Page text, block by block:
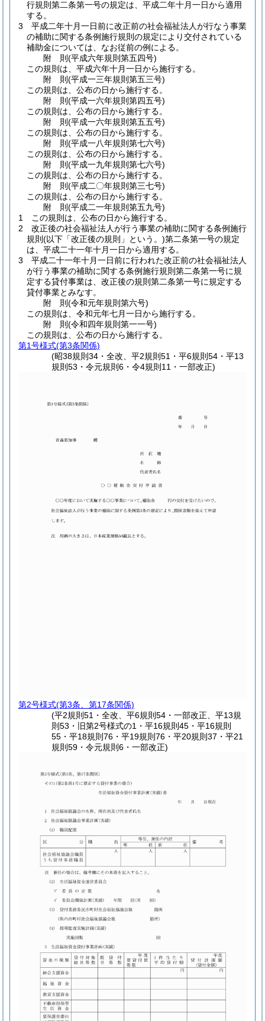
行規則第二条第一号の規定は、平成二年十月一日から適用
する。
3
平成二年十月一日前に改正前の社会福祉法人が行なう事業
の補助に関する条例施行規則の規定により交付されている
補助金については、なお従前の例による。
附 則(平成六年規則第五四号)
この規則は、平成六年十月一日から施行する。
附 則(平成一三年規則第五三号)
この規則は、公布の日から施行する。
附 則(平成一六年規則第四五号)
この規則は、公布の日から施行する。
附 則(平成一六年規則第五五号)
この規則は、公布の日から施行する。
附 則(平成一八年規則第七六号)
この規則は、公布の日から施行する。
附 則(平成一九年規則第七六号)
この規則は、公布の日から施行する。
附 則(平成二〇年規則第三七号)
この規則は、公布の日から施行する。
附 則(平成二一年規則第五九号)
1
この規則は、公布の日から施行する。
2
改正後の社会福祉法人が行う事業の補助に関する条例施行
規則 (以下「改正後の規則」という。)第二条第一号の規定
は、平成二十一年十月一日から適用する。
3
平成二十一年十月一日前に行われた改正前の社会福祉法人
が行う事業の補助に関する条例施行規則第二条第一号に規
定する貸付事業は、改正後の規則第二条第一号に規定する
貸付事業とみなす。
附 則(令和元年規則第六号)
この規則は、令和元年七月一日から施行する。
附 則(令和四年規則第一一号)
この規則は、公布の日から施行する。
第1号様式(第3条関係)
(昭38規則34・全改、平2規則51・平6規則54・平13
規則53・令元規則6・令4規則11・一部改正)
第2号様式(第3条、第17条関係)
(平2規則51・全改、平6規則54・一部改正、平13規
則53・旧第2号様式の1・平16規則45・平16規則
55・平18規則76・平19規則76・平20規則37・平21
規則59・令元規則6・一部改正)